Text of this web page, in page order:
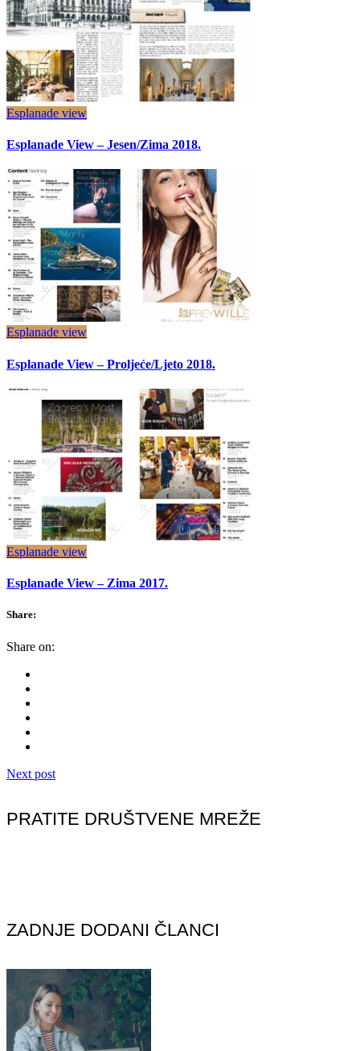
Esplanade view
Esplanade View – Jesen/Zima 2018.
Esplanade view
Esplanade View – Proljeće/Ljeto 2018.
Esplanade view
Esplanade View – Zima 2017.
Share:
Share on:
Next post
PRATITE DRUŠTVENE MREŽE
ZADNJE DODANI ČLANCI